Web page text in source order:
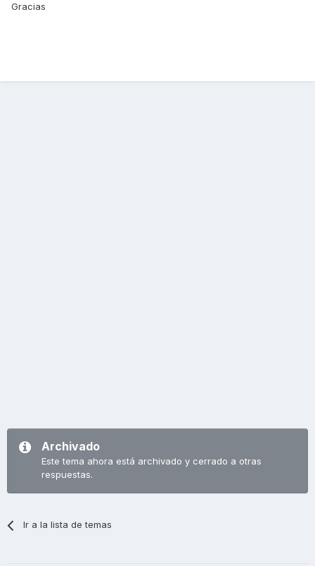
Gracias
Archivado
Este tema ahora está archivado y cerrado a otras
respuestas.
Ir a la lista de temas